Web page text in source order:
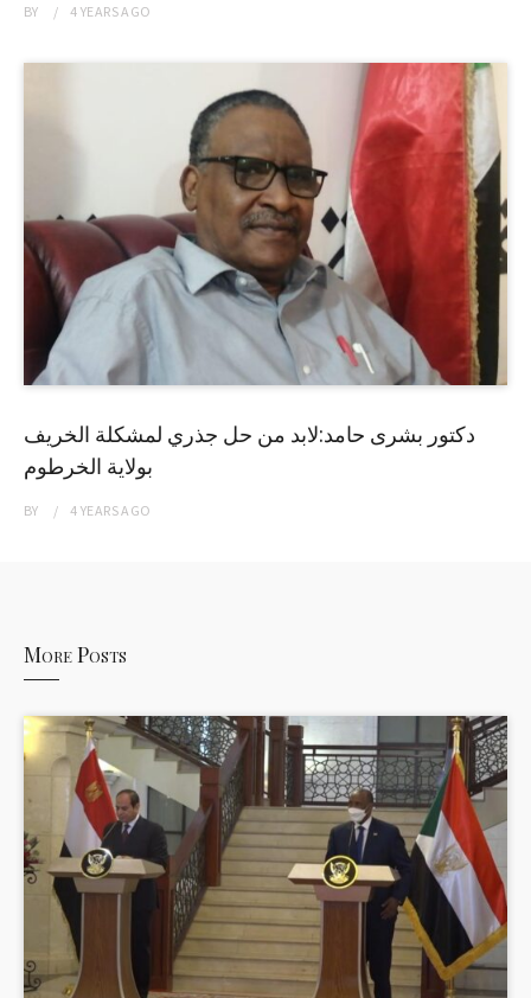
BY 4 YEARSAGO
دكتور بشرى حامد:لابد من حل جذري لمشكلة الخريف
بولاية الخرطوم
BY 4 YEARSAGO
More Posts